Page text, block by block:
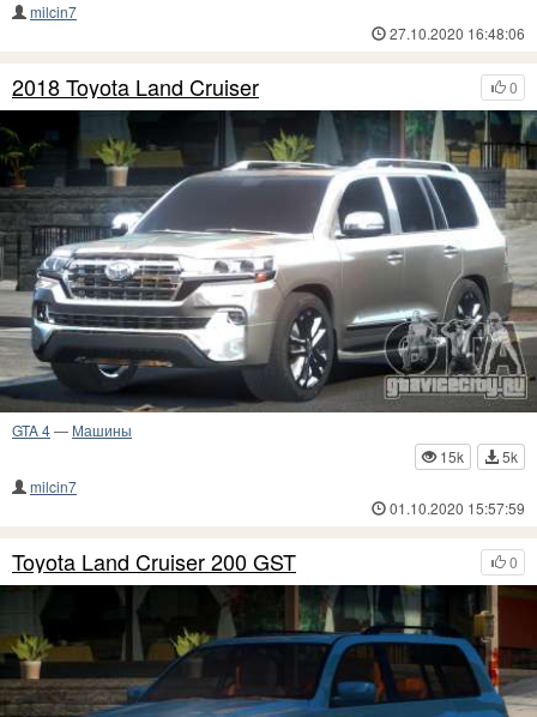
milcin7
27.10.2020 16:48:06
0
2018 Toyota Land Cruiser
GTA 4— Машины
15k
5k
milcin7
01.10.2020 15:57:59
0
Toyota Land Cruiser 200 GST